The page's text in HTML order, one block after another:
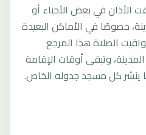
الأذان في بعض الأحياء أو
خصوصًا في الأماكن البعيدة
الصلاة هذا المرجع
وتبقى أوقات الإقامة
ينشر كل مسجد جدوله الخاص.